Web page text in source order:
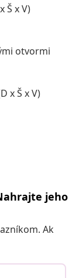
Š x V)
otvormi
x Š x V)
jeho
Ak